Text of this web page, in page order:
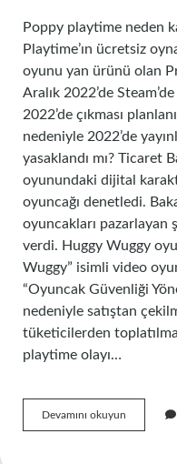
Poppy playtime neden
Playtime’ın ücretsiz
oyunu yan ürünü olan
Aralık 2022’de
2022’de çıkması
nedeniyle 2022’de
yasaklandı mı? Ticaret
oyunundaki dijital
oyuncağı denetledi.
oyuncakları pazarlayan
verdi. Huggy Wuggy
Wuggy” isimli video
“Oyuncak Güvenliği
nedeniyle satıştan
tüketicilerden
playtime olayı…
Devamını okuyun
Playtime